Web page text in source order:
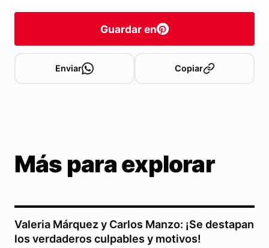
Guardar en
Enviar Copiar
Más para explorar
Valeria Márquez y Carlos Manzo: ¡Se destapan
los verdaderos culpables y motivos!